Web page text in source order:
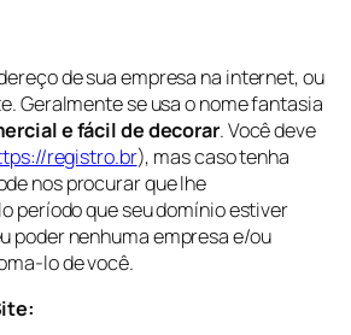
de sua empresa na internet, ou
Geralmente se usa o nome fantasia
e fácil de decorar. Você deve
registro.br), mas caso tenha
nos procurar que lhe
período que seu domínio estiver
poder nenhuma empresa e/ou
lo de você.